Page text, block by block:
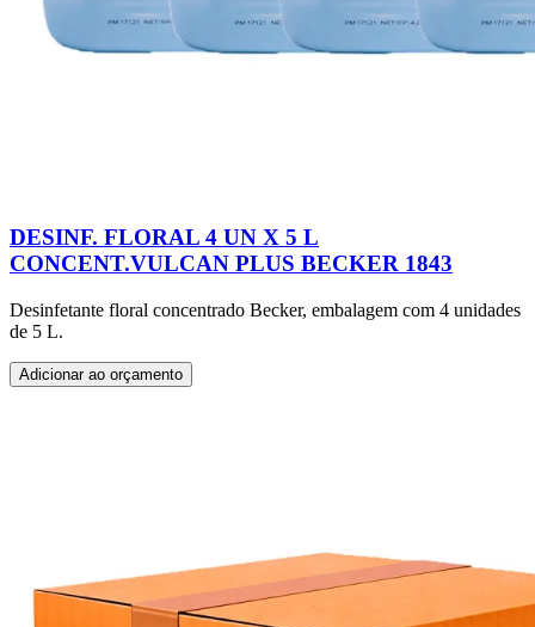
DESINF. FLORAL 4 UN X 5 L
CONCENT.VULCAN PLUS BECKER 1843
Desinfetante floral concentrado Becker, embalagem com 4 unidades
de 5 L.
Adicionar ao orçamento